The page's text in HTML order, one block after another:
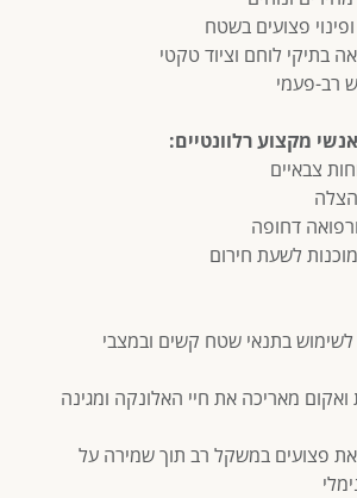
פצועים בשטח
בתיקי לוחם וציוד טקטי
רב-פעמי
מקצוע רלוונטיים:
צבאיים
דחופה
לשעת חירום
לשימוש בתנאי שטח קשים ובמצבי
מאריכה את חיי האלונקה ומגינה
פצועים במשקל רב תוך שמירה על